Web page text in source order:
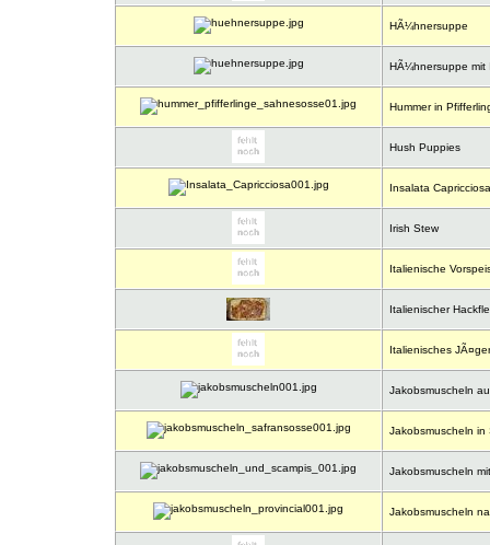
HÃ¼hnersuppe
HÃ¼hnersuppe mit
Hummer in
Hush Puppies
Insalata Capricciosa
Irish Stew
Italienische
Italienischer
Italienisches
Jakobsmuscheln
Jakobsmuscheln in
Jakobsmuscheln
Jakobsmuscheln